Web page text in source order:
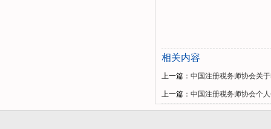
相关内容
上一篇： 中国注册税务师协会关
上一篇： 中国注册税务师协会个